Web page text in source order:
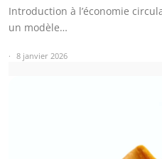
Introduction à l’économie
un modèle…
8 janvier 2026